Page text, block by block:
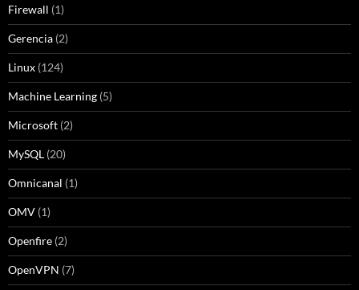
Firewall (1)
Gerencia (2)
Linux (124)
Machine Learning (5)
Microsoft (2)
MySQL (20)
Omnicanal (1)
OMV (1)
Openfire (2)
OpenVPN (7)